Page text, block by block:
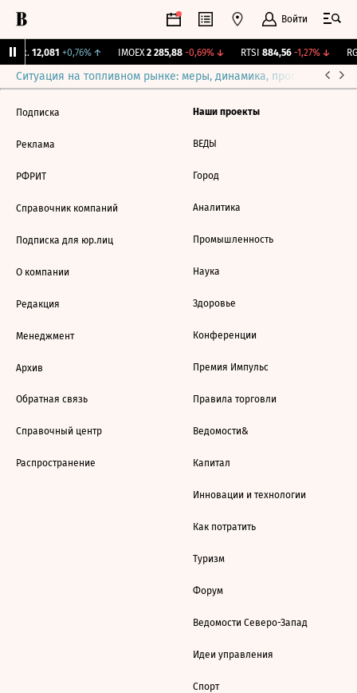
Войти
12,081 +0,76%↑ IMOEX 2 285,88 -0,69%↓ RTSI 884,56 -1,27%↓
Ситуация на топливном рынке: меры, динамика, прогнозы
Подписка
Реклама
РФРИТ
Справочник компаний
Подписка для юр.лиц
О компании
Редакция
Менеджмент
Архив
Обратная связь
Справочный центр
Распространение
Наши проекты
ВЕДЫ
Город
Аналитика
Промышленность
Наука
Здоровье
Конференции
Премия Импульс
Правила торговли
Ведомости&
Капитал
Инновации и технологии
Как потратить
Туризм
Форум
Ведомости Северо-Запад
Идеи управления
Спорт